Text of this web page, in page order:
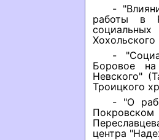
-
работы в
Хохольского
-
Боровое на
Невского"
Троицкого
- "О
центра